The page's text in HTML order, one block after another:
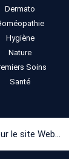
Dermato
Hygiène
Nature
Soins
Santé